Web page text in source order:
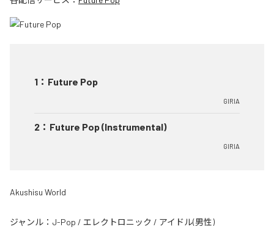
1 ： Future Pop
GIRIA
2 ： Future Pop (Instrumental)
GIRIA
Akushisu World
ジャンル： J-Pop / エレクトロニック / アイドル(男性)